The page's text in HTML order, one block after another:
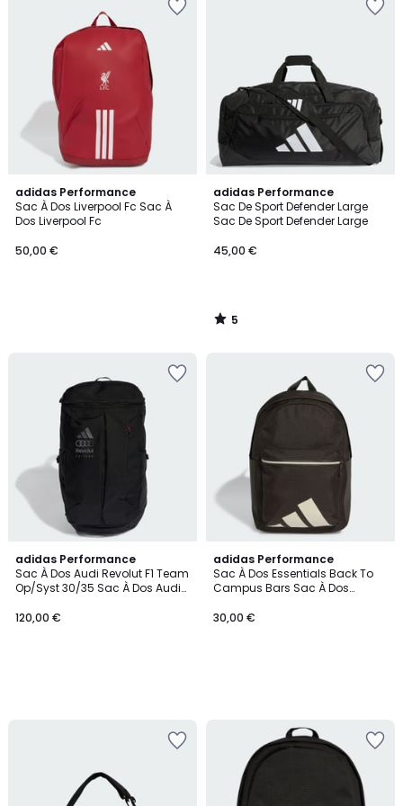
adidas Performance
Sac À Dos Liverpool Fc Sac À
Dos Liverpool Fc
50,00 €
adidas Performance
Sac De Sport Defender Large
Sac De Sport Defender Large
45,00 €
5
/
5
5
/
adidas Performance
Sac À Dos Audi Revolut F1 Team
Op/Syst 30/35 Sac À Dos Audi
120,00 €
adidas Performance
Sac À Dos Essentials Back To
Campus Bars Sac À Dos
Bars
30,00 €